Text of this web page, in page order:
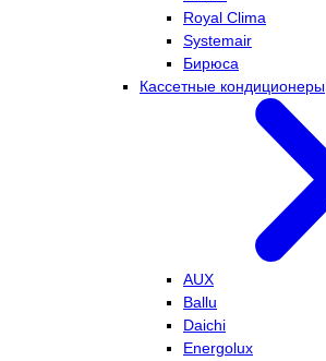
Royal Clima
Systemair
Бирюса
Кассетные кондиционеры
AUX
Ballu
Daichi
Energolux